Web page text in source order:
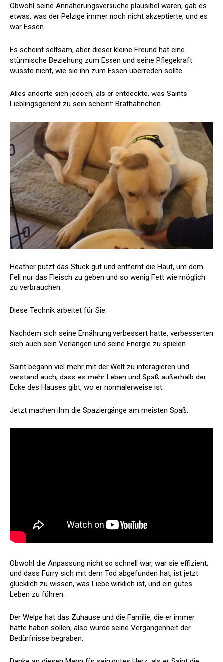
Obwohl seine Annäherungsversuche plausibel waren, gab es
etwas, was der Pelzige immer noch nicht akzeptierte, und es
war Essen.
Es scheint seltsam, aber dieser kleine Freund hat eine
stürmische Beziehung zum Essen und seine Pflegekraft
wusste nicht, wie sie ihn zum Essen überreden sollte.
Alles änderte sich jedoch, als er entdeckte, was Saints
Lieblingsgericht zu sein scheint: Brathähnchen.
Heather putzt das Stück gut und entfernt die Haut, um dem
Fell nur das Fleisch zu geben und so wenig Fett wie möglich
zu verbrauchen.
Diese Technik arbeitet für Sie.
Nachdem sich seine Ernährung verbessert hatte, verbesserten
sich auch sein Verlangen und seine Energie zu spielen.
Saint begann viel mehr mit der Welt zu interagieren und
verstand auch, dass es mehr Leben und Spaß außerhalb der
Ecke des Hauses gibt, wo er normalerweise ist.
Jetzt machen ihm die Spaziergänge am meisten Spaß.
Obwohl die Anpassung nicht so schnell war, war sie effizient,
und dass Furry sich mit dem Tod abgefunden hat, ist jetzt
glücklich zu wissen, was Liebe wirklich ist, und ein gutes
Leben zu führen.
Der Welpe hat das Zuhause und die Familie, die er immer
hätte haben sollen, also wurde seine Vergangenheit der
Bedürfnisse begraben.